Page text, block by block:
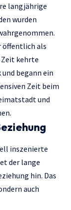
langjährige
wurden
öffentlich als
Zeit kehrte
begann ein
Zeit beim
und
inszenierte
der lange
hin. Das
auch